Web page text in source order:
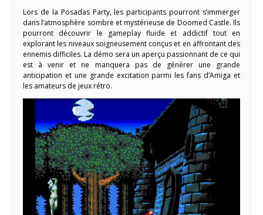
Lors de la Posadas Party, les participants pourront s’immerger
dans l’atmosphère sombre et mystérieuse de Doomed Castle. Ils
pourront découvrir le gameplay fluide et addictif tout en
explorant les niveaux soigneusement conçus et en affrontant des
ennemis difficiles. La démo sera un aperçu passionnant de ce qui
est à venir et ne manquera pas de générer une grande
anticipation et une grande excitation parmi les fans d’Amiga et
les amateurs de jeux rétro.